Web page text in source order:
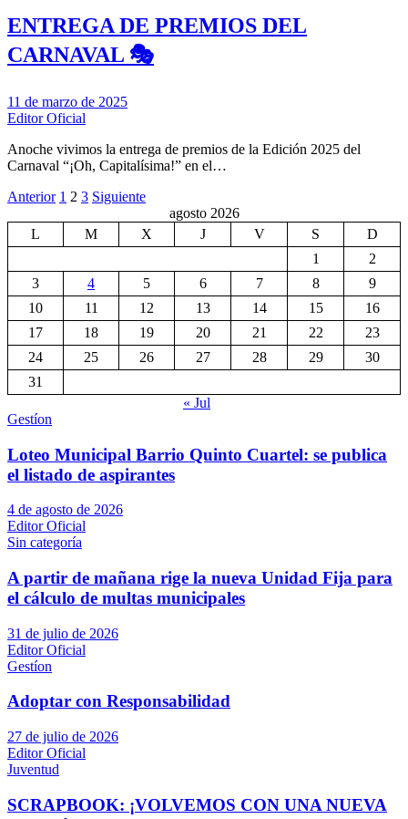
ENTREGA DE PREMIOS DEL
CARNAVAL 🎭
11 de marzo de 2025
Editor Oficial
Anoche vivimos la entrega de premios de la Edición 2025 del
Carnaval “¡Oh, Capitalísima!” en el…
Paginación
de
entradas
Anterior 1 2 3 Siguiente
agosto 2026
L
M X J V S
D
1
2
3
4 5 6 7 8
9
10
11 12 13 14 15
16
17
18 19 20 21 22
23
24
25 26 27 28 29
30
31
« Jul
Gestíon
Loteo Municipal Barrio Quinto Cuartel: se publica
el listado de aspirantes
4 de agosto de 2026
Editor Oficial
Sin categoría
A partir de mañana rige la nueva Unidad Fija para
el cálculo de multas municipales
31 de julio de 2026
Editor Oficial
Gestíon
Adoptar con Responsabilidad
27 de julio de 2026
Editor Oficial
Juventud
SCRAPBOOK: ¡VOLVEMOS CON UNA NUEVA